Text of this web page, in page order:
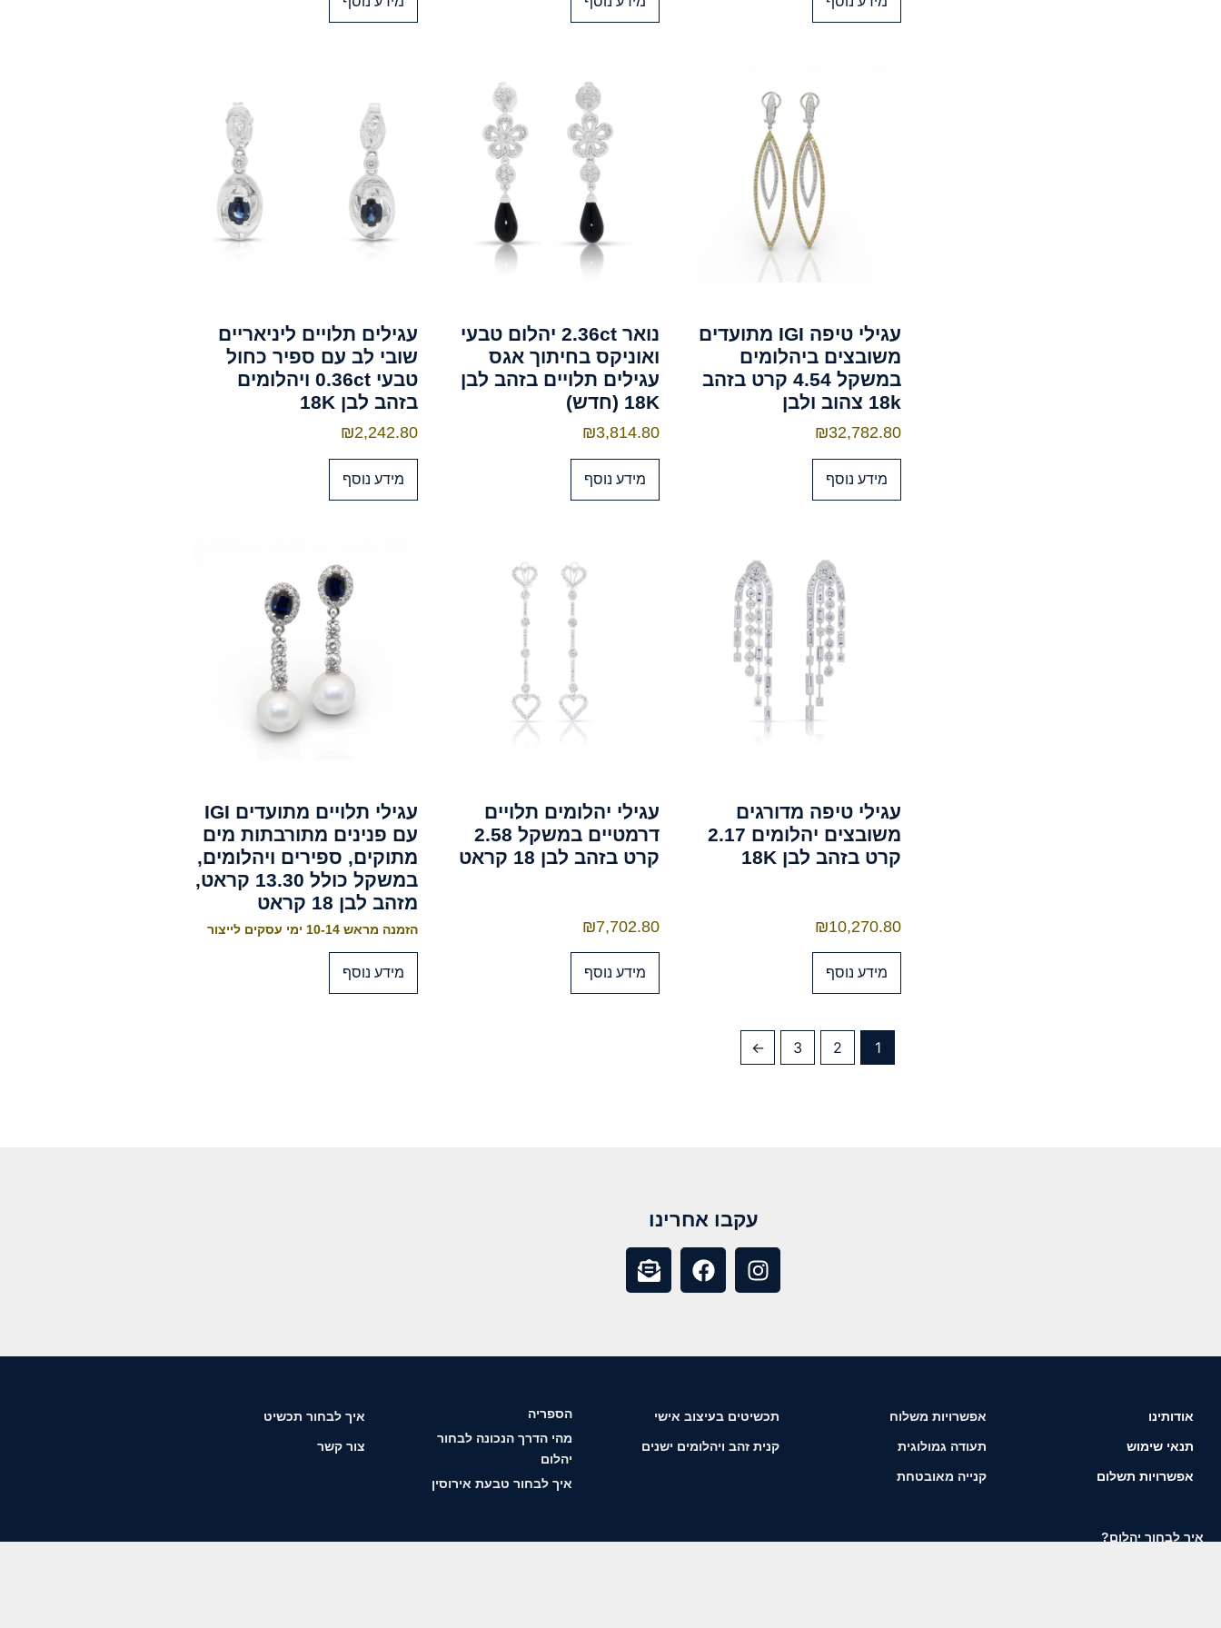
עגילי טיפה IGI מתועדים
משובצים ביהלומים
במשקל 4.54 קרט בזהב
18k צהוב ולבן
₪32,782.80
מידע נוסף
נואר 2.36ct יהלום טבעי
ואוניקס בחיתוך אגס
עגילים תלויים בזהב לבן
18K (חדש)
₪3,814.80
מידע נוסף
עגילים תלויים ליניאריים
שובי לב עם ספיר כחול
טבעי 0.36ct ויהלומים
בזהב לבן 18K
₪2,242.80
מידע נוסף
עגילי טיפה מדורגים
משובצים יהלומים 2.17
קרט בזהב לבן 18K
₪10,270.80
מידע נוסף
עגילי יהלומים תלויים
דרמטיים במשקל 2.58
קרט בזהב לבן 18 קראט
₪7,702.80
מידע נוסף
עגילי תלויים מתועדים IGI
עם פנינים מתורבתות מים
מתוקים, ספירים ויהלומים,
במשקל כולל 13.30 קראט,
מזהב לבן 18 קראט
הזמנה מראש 10-14 ימי עסקים לייצור
מידע נוסף
1
2
3
←
עקבו אחרינו
אודותינו
תנאי שימוש
אפשרויות תשלום
אפשרויות משלוח
תעודה גמולוגית
קנייה מאובטחת
תכשיטים בעיצוב אישי
קנית זהב ויהלומים ישנים
הספריה
מהי הדרך הנכונה לבחור
יהלום
איך לבחור טבעת אירוסין
איך לבחור תכשיט
צור קשר
איך לבחור יהלום?